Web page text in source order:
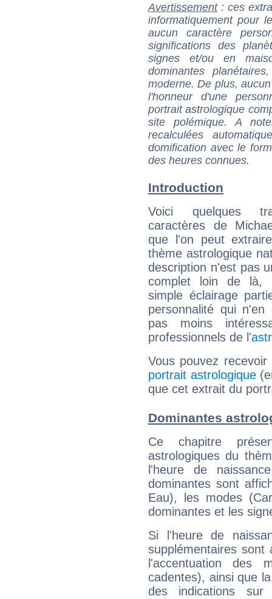
Avertissement: ces
informatiquement pour
aucun caractère
significations des
signes et/ou en
dominantes
moderne. De plus,
l'honneur d'une
portrait astrologique
site polémique. A
recalculées
domification avec le
des heures connues.
Introduction
Voici quelques
caractères de
que l'on peut
thème astrologique
description n'est pas
complet loin de là,
simple éclairage
personnalité qui n'en
pas moins
professionnels de l'
Vous pouvez
portrait astrologique
que cet extrait du
Dominantes
Ce chapitre
astrologiques du
l'heure de
dominantes sont
Eau), les modes
dominantes et les
Si l'heure de
supplémentaires sont
l'accentuation des
cadentes), ainsi que
des indications sur